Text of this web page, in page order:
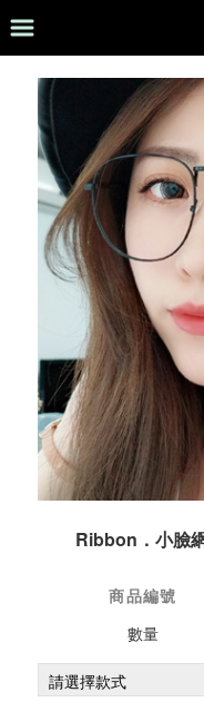
Ribbon．小臉
商品編號
數量